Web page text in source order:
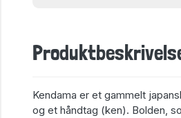
Kendama er et gammelt
og et håndtag (ken). Bolden,